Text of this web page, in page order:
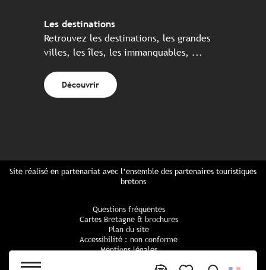
Les destinations
Retrouvez les destinations, les grandes
villes, les îles, les immanquables, ...
Découvrir
Site réalisé en partenariat avec l’ensemble des partenaires touristiques
bretons
Questions fréquentes
Cartes Bretagne & brochures
Plan du site
Accessibilité : non conforme
Mentions légales